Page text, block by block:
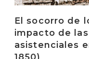
El socorro de
impacto de
asistenciales
1850)